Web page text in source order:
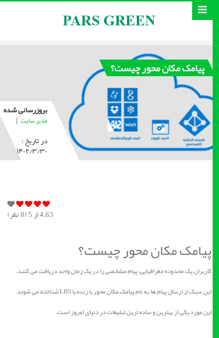
پیامک مکان محور چیست؟
بروزرسانی شده
مدیر سایت |
در تاریخ :
۱۴۰۲/۳/۳۰
4.63از 5 ( 8نظر)
پیامک مکان محور چیست؟
کاربران یک محدوده جغرافیایی، پیام مشخصی را در یک زمان واحد دریافت می کنند.
این سبک از ارسال پیام ها به نام پیامک مکان محور یا زنده یا LBS شناخته می شوند.
این مورد یکی از بهترین و ساده ترین تبلیغات در دنیای امروز است.